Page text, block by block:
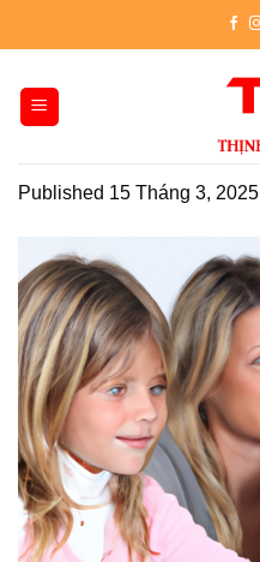
Published 15 Tháng 3, 2025